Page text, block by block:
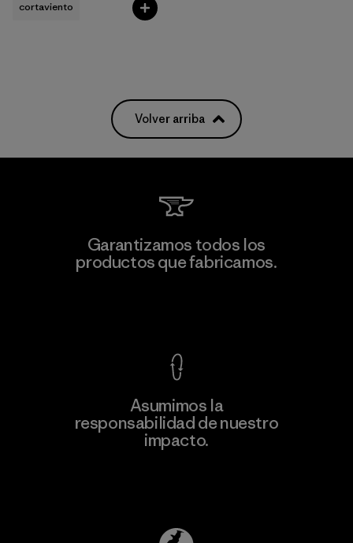
cortaviento
Volver arriba
Garantizamos todos los
productos que fabricamos.
Asumimos la
responsabilidad de nuestro
impacto.